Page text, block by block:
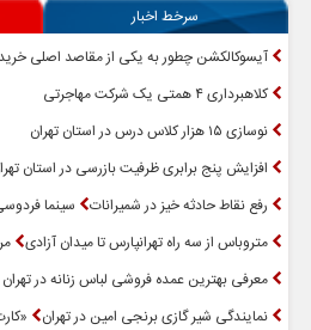
سرخط اخبار
آیسوکالکشن چطور به یکی از مقاصد اصلی خرید
کلاهبرداری ۴ همتی یک شرکت مهاجرتی
نوسازی ۱۵ هزار کلاس درس در استان تهران
افزایش پنج برابری ظرفیت بازرسی در استان
رفع نقاط حادثه خیز در شمیرانات
سینما
متروباس از سه راه تهرانپارس تا میدان آزادی
معرفی بهترین عمده فروشی لباس زنانه در تهران
نمایندگی شیر گازی برنجی امین در تهران